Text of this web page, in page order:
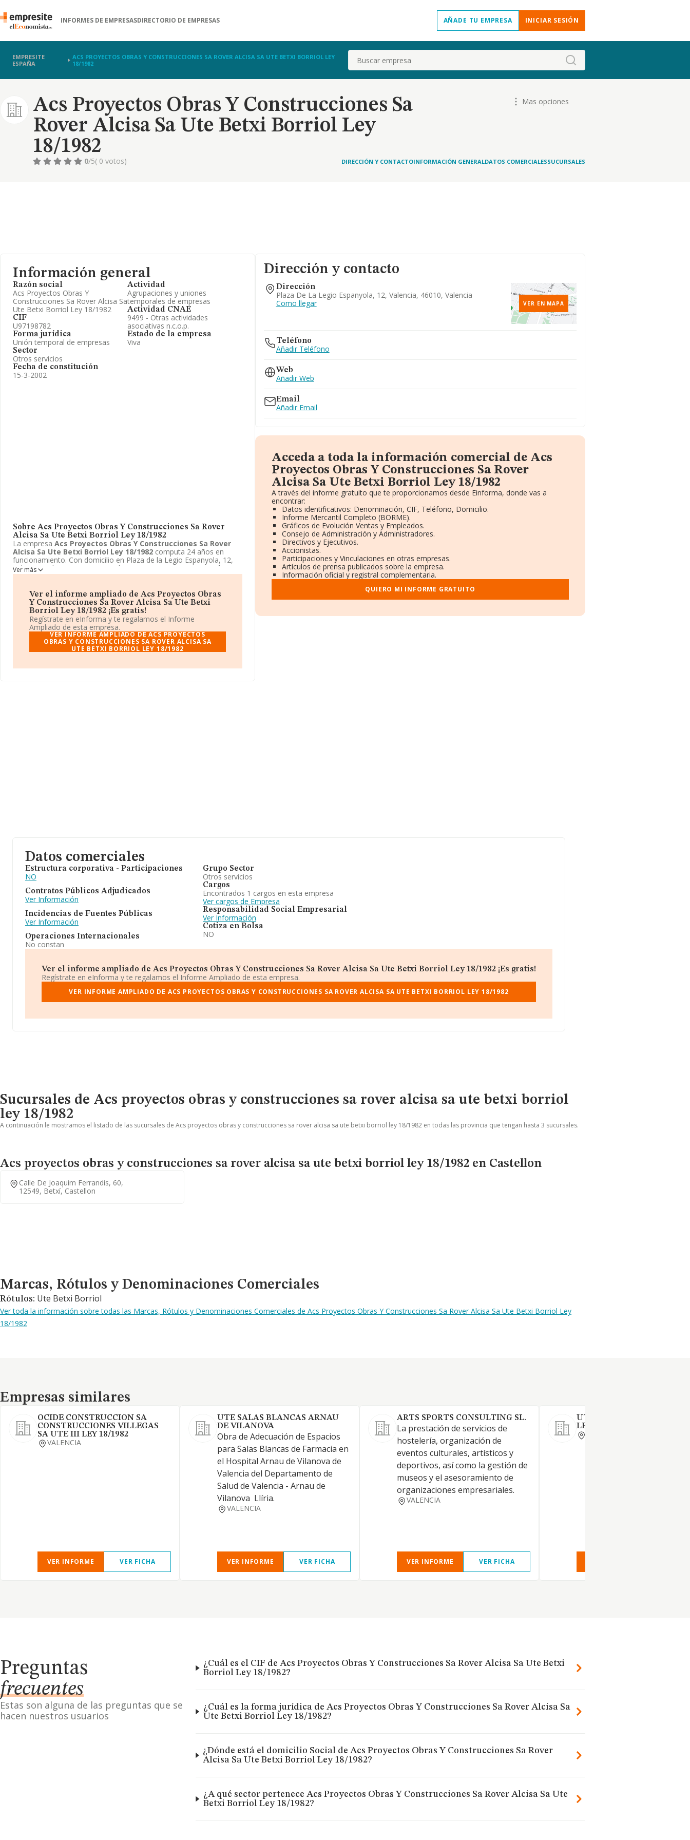
INFORMES DE EMPRESASDIRECTORIO DE EMPRESAS AÑADE TU EMPRESA INICIAR SESIÓN
EMPRESITE
ESPAÑA
ACS PROYECTOS OBRAS Y CONSTRUCCIONES SA ROVER ALCISA SA UTE BETXI BORRIOL LEY
18/1982
Buscar
Acs Proyectos Obras Y Construcciones Sa
Rover Alcisa Sa Ute Betxi Borriol Ley
18/1982
Mas opciones
0/5( 0 votos) DIRECCIÓN Y CONTACTOINFORMACIÓN GENERALDATOS COMERCIALESSUCURSALES
Información general
Razón social
Acs Proyectos Obras Y
Construcciones Sa Rover Alcisa Sa
Ute Betxi Borriol Ley 18/1982
CIF
U97198782
Forma jurídica
Unión temporal de empresas
Sector
Otros servicios
Fecha de constitución
15-3-2002
Actividad
Agrupaciones y uniones
temporales de empresas
Actividad CNAE
9499 - Otras actividades
asociativas n.c.o.p.
Estado de la empresa
Viva
Sobre Acs Proyectos Obras Y Construcciones Sa Rover
Alcisa Sa Ute Betxi Borriol Ley 18/1982
La empresa Acs Proyectos Obras Y Construcciones Sa Rover
Alcisa Sa Ute Betxi Borriol Ley 18/1982 computa 24 años en
funcionamiento. Con domicilio en Plaza de la Legio Espanyola, 12,
Valencia, Valencia se encuentra la empresa
Acs Proyectos Obras Y
Construcciones Sa Rover Alcisa Sa Ute Betxi Borriol Ley
asociativas n.c.o.p..Acs Proyectos Obras Y Construcciones Sa
Rover Alcisa Sa Ute Betxi Borriol Ley 18/1982está definida
como Unión temporal de empresas.
Ver más
Ver el informe ampliado de Acs Proyectos Obras
Y Construcciones Sa Rover Alcisa Sa Ute Betxi
Borriol Ley 18/1982 ¡Es gratis!
Regístrate en eInforma y te regalamos el Informe
Ampliado de esta empresa.
VER INFORME AMPLIADO DE ACS PROYECTOS
OBRAS Y CONSTRUCCIONES SA ROVER ALCISA SA
UTE BETXI BORRIOL LEY 18/1982
Dirección y contacto
Dirección
Plaza De La Legio Espanyola, 12, Valencia, 46010, Valencia
Como llegar
VER EN MAPA
Teléfono
Añadir Teléfono
Web
Añadir Web
Email
Añadir Email
Acceda a toda la información comercial de Acs
Proyectos Obras Y Construcciones Sa Rover
Alcisa Sa Ute Betxi Borriol Ley 18/1982
A través del informe gratuito que te proporcionamos desde Einforma, donde vas a
encontrar:
Datos identificativos: Denominación, CIF, Teléfono, Domicilio.
Informe Mercantil Completo (BORME).
Gráficos de Evolución Ventas y Empleados.
Consejo de Administración y Administradores.
Directivos y Ejecutivos.
Accionistas.
Participaciones y Vinculaciones en otras empresas.
Artículos de prensa publicados sobre la empresa.
Información oficial y registral complementaria.
QUIERO MI INFORME GRATUITO
Datos comerciales
Estructura corporativa - Participaciones
NO
Contratos Públicos Adjudicados
Ver Información
Incidencias de Fuentes Públicas
Ver Información
Operaciones Internacionales
No constan
Grupo Sector
Otros servicios
Cargos
Encontrados 1 cargos en esta empresa
Ver cargos de Empresa
Responsabilidad Social Empresarial
Ver Información
Cotiza en Bolsa
NO
Ver el informe ampliado de Acs Proyectos Obras Y Construcciones Sa Rover Alcisa Sa Ute Betxi Borriol Ley 18/1982 ¡Es gratis!
Regístrate en eInforma y te regalamos el Informe Ampliado de esta empresa.
VER INFORME AMPLIADO DE ACS PROYECTOS OBRAS Y CONSTRUCCIONES SA ROVER ALCISA SA UTE BETXI BORRIOL LEY 18/1982
Sucursales de Acs proyectos obras y construcciones sa rover alcisa sa ute betxi borriol
ley 18/1982
A continuación le mostramos el listado de las sucursales de Acs proyectos obras y construcciones sa rover alcisa sa ute betxi borriol ley 18/1982 en todas las provincia que tengan hasta 3 sucursales.
Acs proyectos obras y construcciones sa rover alcisa sa ute betxi borriol ley 18/1982 en Castellon
Calle De Joaquim Ferrandis, 60,
12549, Betxí, Castellon
Marcas, Rótulos y Denominaciones Comerciales
Marcas, Rótulos y Denominaciones Comerciales
Rótulos: Ute Betxi Borriol
Ver toda la información sobre todas las Marcas, Rótulos y Denominaciones Comerciales de Acs Proyectos Obras Y Construcciones Sa Rover Alcisa Sa Ute Betxi Borriol Ley
18/1982
Empresas similares
Empresas similares
OCIDE CONSTRUCCION SA
CONSTRUCCIONES VILLEGAS
SA UTE III LEY 18/1982
VALENCIA
VER INFORME VER FICHA
UTE SALAS BLANCAS ARNAU
DE VILANOVA
Obra de Adecuación de Espacios
para Salas Blancas de Farmacia en
el Hospital Arnau de Vilanova de
Valencia del Departamento de
Salud de Valencia - Arnau de
Vilanova  Llíria.
VALENCIA
VER INFORME VER FICHA
ARTS SPORTS CONSULTING SL.
La prestación de servicios de
hostelería, organización de
eventos culturales, artísticos y
deportivos, así como la gestión de
museos y el asesoramiento de
organizaciones empresariales.
VALENCIA
VER INFORME VER FICHA
UTE SANTA MARIA -
LEY 18/1982
Preguntas
frecuentes
Estas son alguna de las preguntas que se
hacen nuestros usuarios
¿Cuál es el CIF de Acs Proyectos Obras Y Construcciones Sa Rover Alcisa Sa Ute Betxi
Borriol Ley 18/1982?
¿Cuál es la forma jurídica de Acs Proyectos Obras Y Construcciones Sa Rover Alcisa Sa
Ute Betxi Borriol Ley 18/1982?
¿Dónde está el domicilio Social de Acs Proyectos Obras Y Construcciones Sa Rover
Alcisa Sa Ute Betxi Borriol Ley 18/1982?
¿A qué sector pertenece Acs Proyectos Obras Y Construcciones Sa Rover Alcisa Sa Ute
Betxi Borriol Ley 18/1982?